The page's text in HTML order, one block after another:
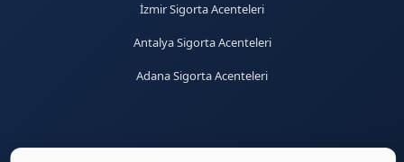
İzmir Sigorta Acenteleri
Antalya Sigorta Acenteleri
Adana Sigorta Acenteleri